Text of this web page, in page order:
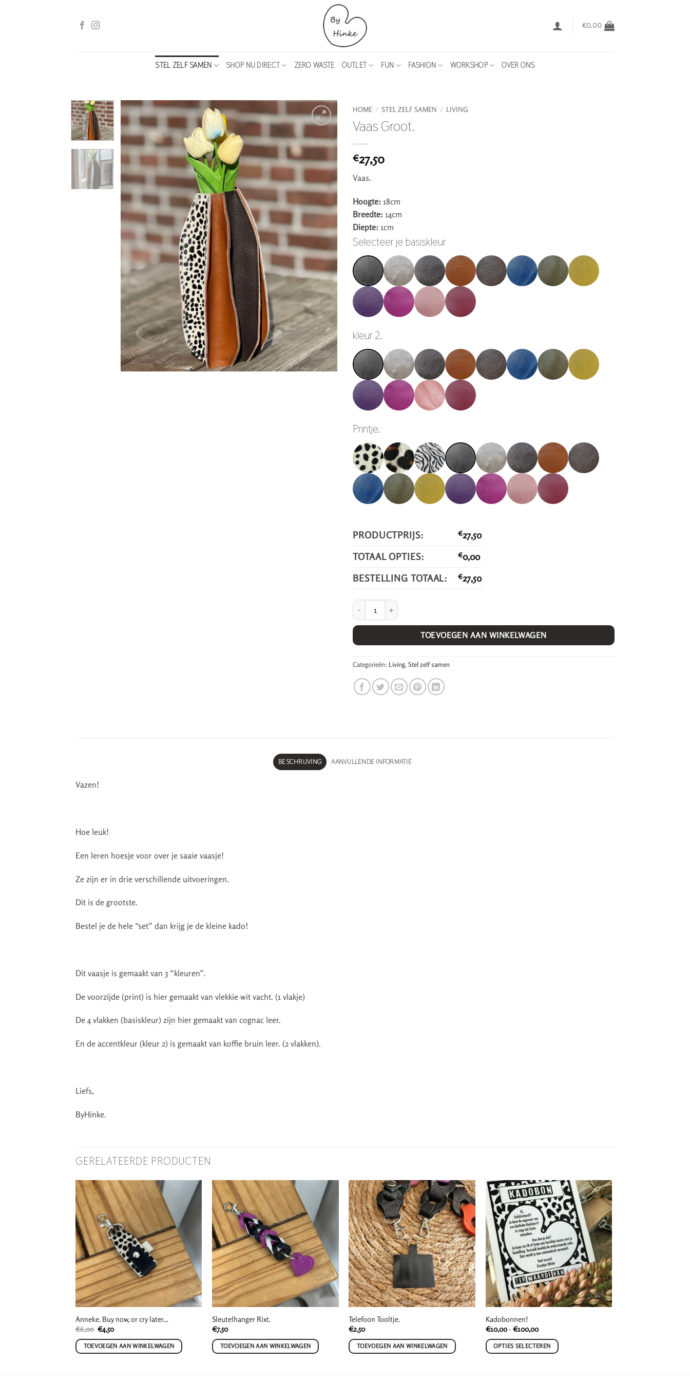
€0,00
STEL ZELF SAMEN SHOP NU DIRECT ZERO WASTE OUTLET FUN FASHION WORKSHOP OVER ONS
HOME / STEL ZELF SAMEN / LIVING
Vaas Groot.
€27,50
Vaas.
Hoogte: 18cm
Breedte: 14cm
Diepte: 1cm
Selecteer je basiskleur
kleur 2.
Printje.
PRODUCTPRIJS: €27,50
TOTAAL OPTIES:
€0,00
BESTELLING TOTAAL:
€27,50
Vaas Groot. aantal
TOEVOEGEN AAN WINKELWAGEN
Categorieën: Living, Stel zelf samen
BESCHRIJVING AANVULLENDE INFORMATIE
Vazen!
Hoe leuk!
Een leren hoesje voor over je saaie vaasje!
Ze zijn er in drie verschillende uitvoeringen.
Dit is de grootste.
Bestel je de hele “set” dan krijg je de kleine kado!
Dit vaasje is gemaakt van 3 “kleuren”.
De voorzijde (print) is hier gemaakt van vlekkie wit vacht. (1 vlakje)
De 4 vlakken (basiskleur) zijn hier gemaakt van cognac leer.
En de accentkleur (kleur 2) is gemaakt van koffie bruin leer. (2 vlakken).
Liefs,
ByHinke.
GERELATEERDE PRODUCTEN
Anneke. Buy now, or cry later…
€6,00 Oorspronkelijke
prijs
was:
€6,00.
€4,50Huidige
is:
€4,50.
TOEVOEGEN AAN WINKELWAGEN
Sleutelhanger Rixt.
€7,50
TOEVOEGEN AAN WINKELWAGEN
Telefoon Tooltje.
€2,50
TOEVOEGEN AAN WINKELWAGEN
Kadobonnen!
€10,00 - €100,00Prijsklasse:
tot
€100,00
OPTIES SELECTEREN